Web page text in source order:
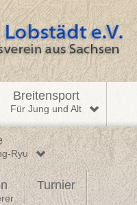
Breitensport
Für Jung und Alt
Ryu
Turnier